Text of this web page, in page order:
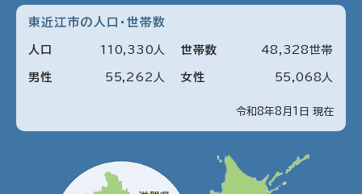
東近江市の人口・世帯数
令和8年8月1日 現在
人口 110 330 人
男性 55 262 人 女性 55 068 人
世帯数 48 328世帯